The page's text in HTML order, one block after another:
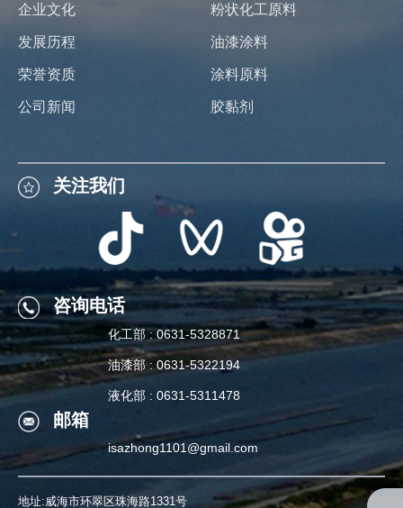
关注我们
咨询电话
化工部 : 0631-5328871
油漆部 : 0631-5322194
液化部 : 0631-5311478
企业文化
发展历程
荣誉资质
公司新闻
粉状化工原料
油漆涂料
涂料原料
胶黏剂
关注我们
咨询电话
化工部 : 0631-5328871
油漆部 : 0631-5322194
液化部 : 0631-5311478
邮箱
isazhong1101@gmail.com
地址:威海市环翠区珠海路1331号